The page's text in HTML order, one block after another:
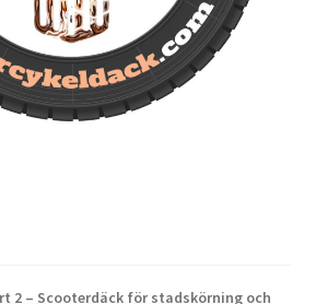
2 – Scooterdäck för stadskörning och